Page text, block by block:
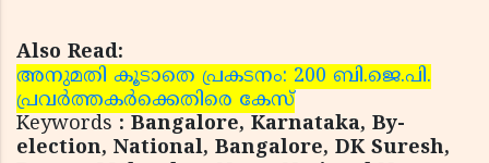
Also Read:
അനുമതി കൂടാതെ പ്രകടനം: 200 ബി.ജെ.പി.
പ്രവര്‍ത്തകര്‍ക്കെതിരെ കേസ്
Keywords : Bangalore, Karnataka, By-
election, National, Bangalore, DK Suresh,